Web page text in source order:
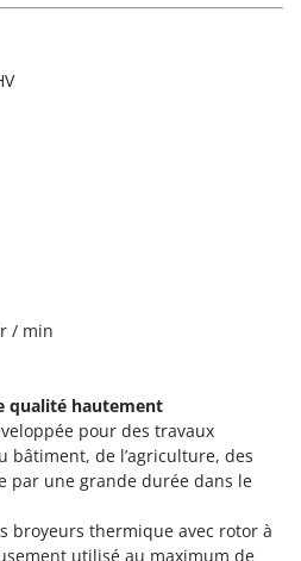
/ min
qualité hautement
pour des travaux
bâtiment, de l’agriculture, des
par une grande durée dans le
broyeurs thermique avec rotor à
utilisé au maximum de